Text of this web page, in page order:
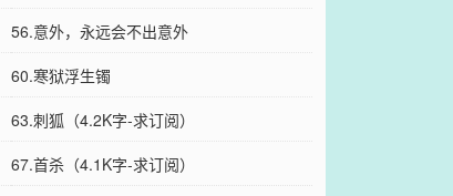
56.意外，永远会不出意外
60.寒狱浮生镯
63.刺狐（4.2K字-求订阅）
67.首杀（4.1K字-求订阅）